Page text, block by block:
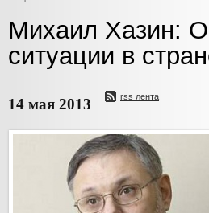
Михаил Хазин:
ситуации в
14 мая 2013 rss лента